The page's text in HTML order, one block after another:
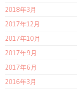
2018年3月
2017年12月
2017年10月
2017年9月
2017年6月
2016年3月